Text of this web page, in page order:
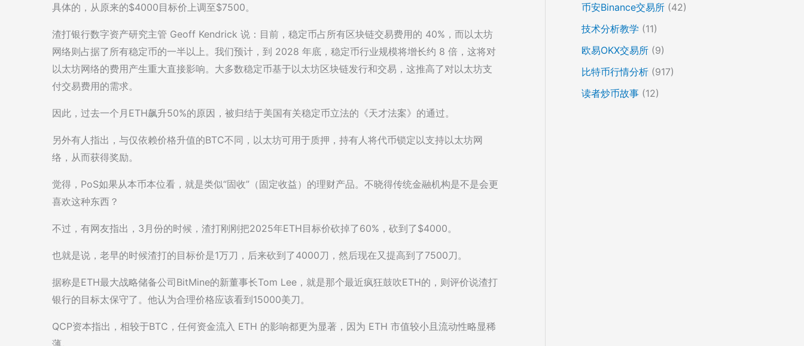
具体的，从原来的$4000目标价上调至$7500。
渣打银行数字资产研究主管 Geoff Kendrick 说：目前，稳定币占所有区块链交易费用的 40%，而以太坊
网络则占据了所有稳定币的一半以上。我们预计，到 2028 年底，稳定币行业规模将增长约 8 倍，这将对
以太坊网络的费用产生重大直接影响。大多数稳定币基于以太坊区块链发行和交易，这推高了对以太坊支
付交易费用的需求。
因此，过去一个月ETH飙升50%的原因，被归结于美国有关稳定币立法的《天才法案》的通过。
另外有人指出，与仅依赖价格升值的BTC不同，以太坊可用于质押，持有人将代币锁定以支持以太坊网
络，从而获得奖励。
觉得，PoS如果从本币本位看，就是类似“固收”（固定收益）的理财产品。不晓得传统金融机构是不是会更
喜欢这种东西？
不过，有网友指出，3月份的时候，渣打刚刚把2025年ETH目标价砍掉了60%，砍到了$4000。
也就是说，老早的时候渣打的目标价是1万刀，后来砍到了4000刀，然后现在又提高到了7500刀。
据称是ETH最大战略储备公司BitMine的新董事长Tom Lee，就是那个最近疯狂鼓吹ETH的，则评价说渣打
银行的目标太保守了。他认为合理价格应该看到15000美刀。
QCP资本指出，相较于BTC，任何资金流入 ETH 的影响都更为显著，因为 ETH 市值较小且流动性略显稀
薄。
币安Binance交易所 (42)
技术分析教学 (11)
欧易OKX交易所 (9)
比特币行情分析 (917)
读者炒币故事 (12)